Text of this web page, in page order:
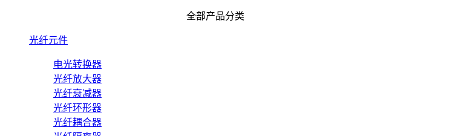
全部产品分类
光纤元件
电光转换器
光纤放大器
光纤衰减器
光纤环形器
光纤耦合器